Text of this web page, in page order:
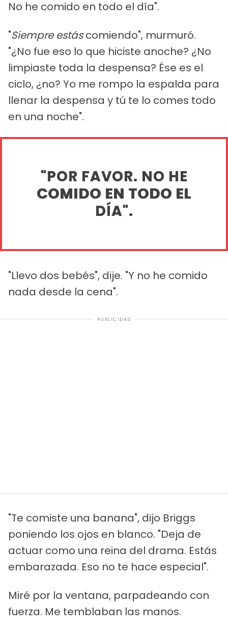
No he comido en todo el día".
"Siempre estáscomiendo", murmuró.
"¿No fue eso lo que hiciste anoche? ¿No
limpiaste toda la despensa? Ése es el
ciclo, ¿no? Yo me rompo la espalda para
llenar la despensa y tú te lo comes todo
en una noche".
"POR FAVOR. NO HE
COMIDO EN TODO EL
DÍA".
"Llevo dos bebés", dije. "Y no he comido
nada desde la cena".
PUBLICIDAD
"Te comiste una banana", dijo Briggs
poniendo los ojos en blanco. "Deja de
actuar como una reina del drama. Estás
embarazada. Eso no te hace especial".
Miré por la ventana, parpadeando con
fuerza. Me temblaban las manos.